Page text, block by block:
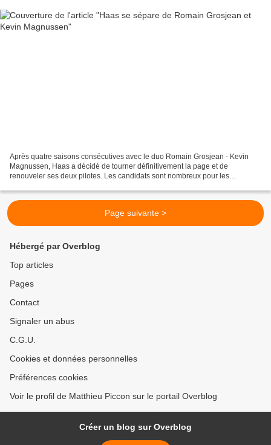
Après quatre saisons consécutives avec le duo Romain Grosjean - Kevin
Magnussen, Haas a décidé de tourner définitivement la page et de
renouveler ses deux pilotes. Les candidats sont nombreux pour les
Page suivante >
Hébergé par Overblog
Top articles
Pages
Contact
Signaler un abus
C.G.U.
Cookies et données personnelles
Préférences cookies
Voir le profil de Matthieu Piccon sur le portail Overblog
Créer un blog sur Overblog